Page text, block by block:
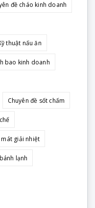
đề cháo kinh doanh
thuật nấu ăn
bao kinh doanh
Chuyên đề sốt chấm
giải nhiệt
lạnh